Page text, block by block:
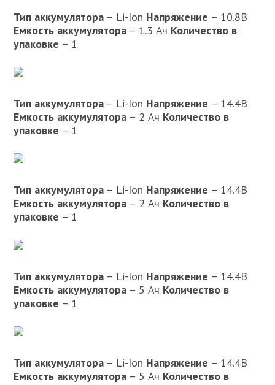
Тип аккумулятора – Li-Ion Напряжение – 10.8В
Емкость аккумулятора – 1.3 Ач Количество в
упаковке – 1
Тип аккумулятора – Li-Ion Напряжение – 14.4В
Емкость аккумулятора – 2 Ач Количество в
упаковке – 1
Тип аккумулятора – Li-Ion Напряжение – 14.4В
Емкость аккумулятора – 2 Ач Количество в
упаковке – 1
Тип аккумулятора – Li-Ion Напряжение – 14.4В
Емкость аккумулятора – 5 Ач Количество в
упаковке – 1
Тип аккумулятора – Li-Ion Напряжение – 14.4В
Емкость аккумулятора – 5 Ач Количество в